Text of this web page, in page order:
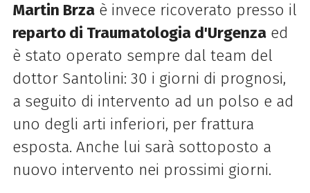
Martin Brzaè invece ricoverato presso il
reparto di Traumatologia d'Urgenzaed
è stato operato sempre dal team del
dottor Santolini: 30 i giorni di prognosi,
a seguito di intervento ad un polso e ad
uno degli arti inferiori, per frattura
esposta. Anche lui sarà sottoposto a
nuovo intervento nei prossimi giorni.